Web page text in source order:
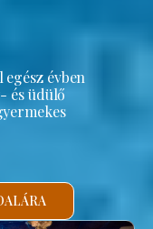
évben
és üdülő